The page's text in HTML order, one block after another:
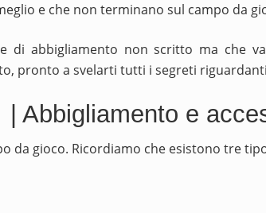
e che non terminano sul campo da
di abbigliamento non scritto ma che
pronto a svelarti tutti i segreti
Abbigliamento e
da gioco. Ricordiamo che esistono tre